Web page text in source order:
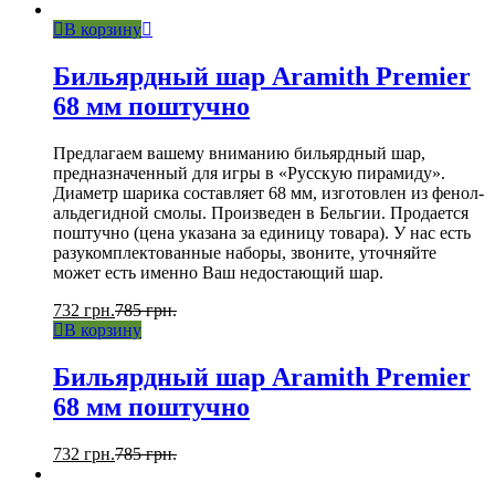
В корзину
Бильярдный шар Aramith Premier
68 мм поштучно
Предлагаем вашему вниманию бильярдный шар,
предназначенный для игры в «Русскую пирамиду».
Диаметр шарика составляет 68 мм, изготовлен из фенол-
альдегидной смолы. Произведен в Бельгии. Продается
поштучно (цена указана за единицу товара). У нас есть
разукомплектованные наборы, звоните, уточняйте
может есть именно Ваш недостающий шар.
732 грн.785грн.
В корзину
Бильярдный шар Aramith Premier
68 мм поштучно
732 грн.785грн.